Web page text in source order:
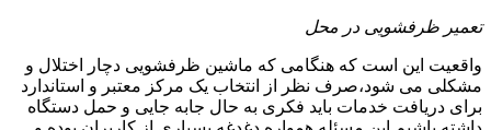
تعمیر ظرفشویی در محل
واقعیت این است که هنگامی که ماشین ظرفشویی دچار اختلال و
مشکلی می شود،صرف نظر از انتخاب یک مرکز معتبر و استاندارد
برای دریافت خدمات باید فکری به حال جابه جایی و حمل دستگاه